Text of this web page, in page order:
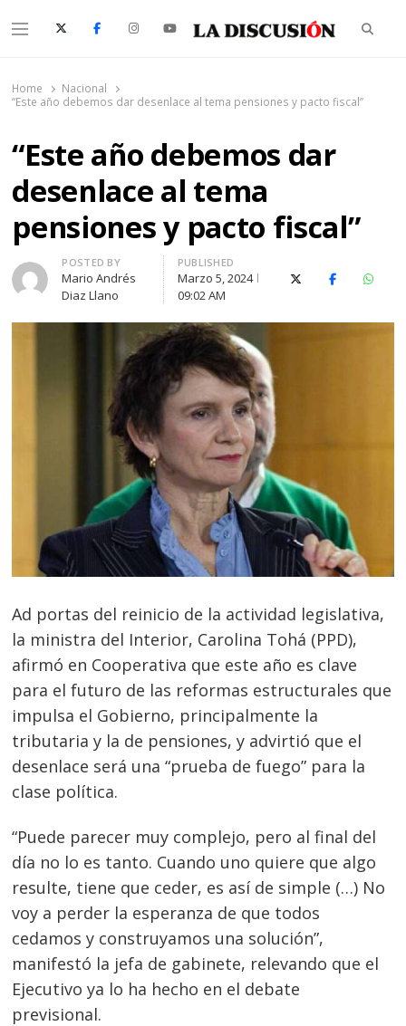
Menu
Home
Nacional
“Este año debemos dar desenlace al tema pensiones y pacto fiscal”
“Este año debemos dar
desenlace al tema
pensiones y pacto fiscal”
Author
POSTED BY
Mario Andrés
Diaz Llano
PUBLISHED
Marzo 5, 2024
09:02 AM
X (Twitter)Facebook
Ad portas del reinicio de la actividad legislativa,
la ministra del Interior, Carolina Tohá (PPD),
afirmó en Cooperativa que este año es clave
para el futuro de las reformas estructurales que
impulsa el Gobierno, principalmente la
tributaria y la de pensiones, y advirtió que el
desenlace será una “prueba de fuego” para la
clase política.
“Puede parecer muy complejo, pero al final del
día no lo es tanto. Cuando uno quiere que algo
resulte, tiene que ceder, es así de simple (…) No
voy a perder la esperanza de que todos
cedamos y construyamos una solución”,
manifestó la jefa de gabinete, relevando que el
Ejecutivo ya lo ha hecho en el debate
previsional.